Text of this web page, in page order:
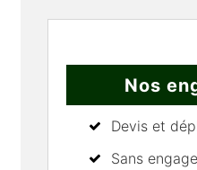
Nos
Devis et
Sans